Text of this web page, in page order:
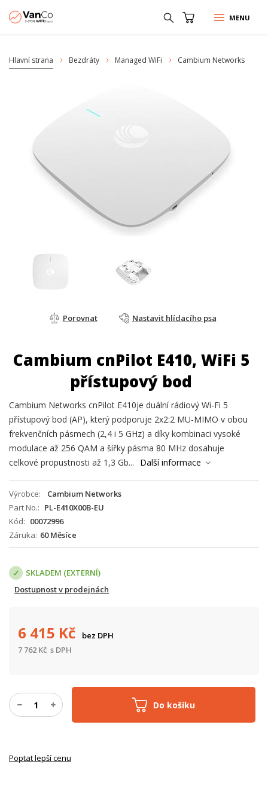
MENU
Hlavní strana Bezdráty Managed WiFi Cambium Networks
Porovnat Nastavit hlídacího psa
Cambium cnPilot E410, WiFi 5
přístupový bod
Cambium Networks cnPilot E410je duální rádiový Wi-Fi 5
přístupový bod (AP), který podporuje 2x2:2 MU-MIMO v obou
frekvenčních pásmech (2,4 i 5 GHz) a díky kombinaci vysoké
modulace až 256 QAM a šířky pásma 80 MHz dosahuje
celkové propustnosti až 1,3 Gb...
Další informace
Výrobce
Cambium Networks
Part No.
PL-E410X00B-EU
Kód
00072996
Záruka 60 Měsíce
SKLADEM (EXTERNÍ)
Dostupnost v prodejnách
Do košíku
6 415 Kč
bez DPH
7 762 Kč s DPH
Poptat lepší cenu